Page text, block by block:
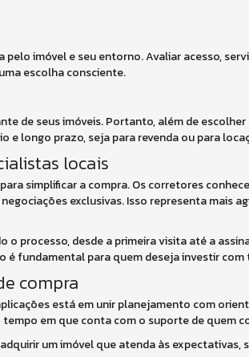
imóvel e seu entorno. Avaliar acesso,
escolha consciente.
de seus imóveis. Portanto, além de
longo prazo, seja para revenda ou para
locais
simplificar a compra. Os corretores
exclusivas. Isso representa mais
o processo, desde a primeira visita até a
é fundamental para quem deseja investir
compra
está em unir planejamento com
em que conta com o suporte de quem
um imóvel que atenda às